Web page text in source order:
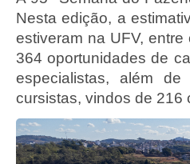
Nesta edição, a
estiveram na UFV,
364 oportunidades de
especialistas, além
cursistas, vindos de 216